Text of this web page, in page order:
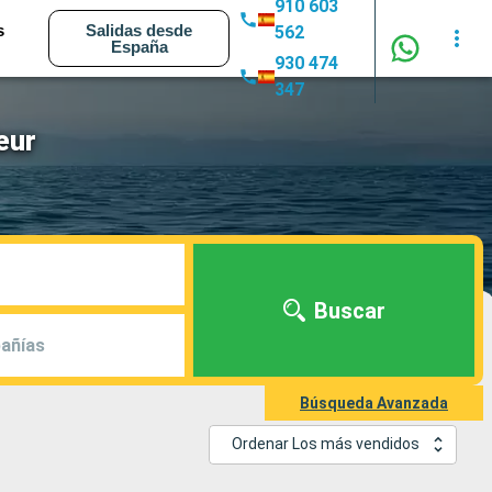
Salidas desde
España
910 603
562
930 474
347
Buscar
Búsqueda Avanzada
Ordenar Los más vendidos